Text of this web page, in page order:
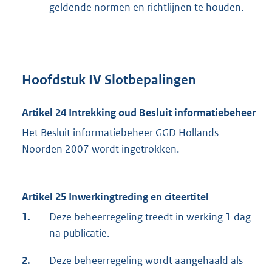
geldende normen en richtlijnen te houden.
Hoofdstuk IV Slotbepalingen
Artikel 24 Intrekking oud Besluit informatiebeheer
Het Besluit informatiebeheer GGD Hollands
Noorden 2007 wordt ingetrokken.
Artikel 25 Inwerkingtreding en citeertitel
1.
Deze beheerregeling treedt in werking 1 dag
na publicatie.
2. Deze beheerregeling wordt aangehaald als